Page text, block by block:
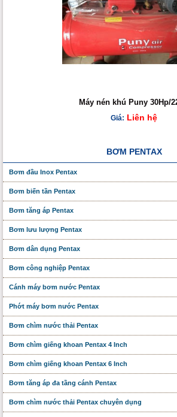
Máy nén khú Puny 30Hp/
Giá: Liên hệ
BƠM PENTAX
Bơm đầu Inox Pentax
Bơm biến tần Pentax
Bơm tăng áp Pentax
Bơm lưu lượng Pentax
Bơm dân dụng Pentax
Bơm công nghiệp Pentax
Cánh máy bơm nước Pentax
Phớt máy bơm nước Pentax
Bơm chìm nước thải Pentax
Bơm chìm giếng khoan Pentax 4 Inch
Bơm chìm giếng khoan Pentax 6 Inch
Bơm tăng áp đa tầng cánh Pentax
Bơm chìm nước thải Pentax chuyên dụng